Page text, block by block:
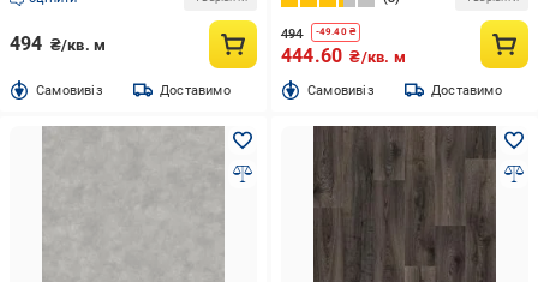
494 ₴/кв. м
Cамовивіз Доставимо
494 -49.40₴
444.60 ₴/кв. м
Cамовивіз Доставимо